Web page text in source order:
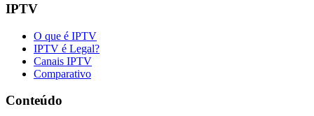
IPTV
O que é IPTV
IPTV é Legal?
Canais IPTV
Comparativo
Conteúdo